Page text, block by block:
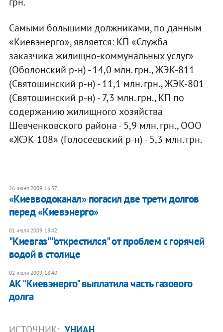
Самыми большими должниками, по данным
«Киевэнерго», является: КП «Служба
заказчика жилищно-коммунальных услуг»
(Оболонский р-н) - 14,0 млн. грн., ЖЭК-811
(Святошинский р-н) - 11,1 млн. грн., ЖЭК-801
(Святошинский р-н) - 7,3 млн. грн., КП по
содержанию жилищного хозяйства
Шевченковского района - 5,9 млн. грн., ООО
«ЖЭК-108» (Голосеевский р-н) - 5,3 млн. грн.
26 июня 2009, 16:57
«Киевводоканал» погасил две трети долгов
перед «Киевэнерго»
01 июля 2009, 18:42
"Киевгаз" "открестился" от проблем с горячей
водой в столице
02 июля 2009, 18:40
АК "Киевэнерго" выплатила часть газового
долга
ИСТОЧНИК: УНИАН